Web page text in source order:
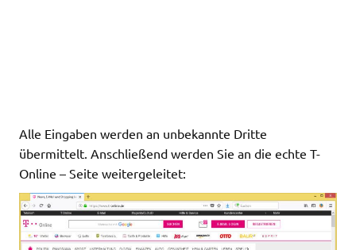
Alle Eingaben werden an unbekannte Dritte
übermittelt. Anschließend werden Sie an die echte T-
Online – Seite weitergeleitet: